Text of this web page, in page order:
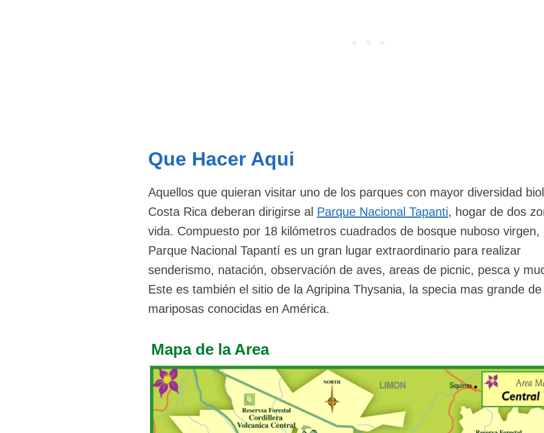
Que Hacer Aqui
Aquellos que quieran visitar uno de los parques con mayor diversidad
Costa Rica deberan dirigirse al Parque Nacional Tapanti, hogar de dos
vida. Compuesto por 18 kilómetros cuadrados de bosque nuboso virgen,
Parque Nacional Tapantí es un gran lugar extraordinario para realizar
senderismo, natación, observación de aves, areas de picnic, pesca y
Este es también el sitio de la Agripina Thysania, la specia mas grande de
mariposas conocidas en América.
Mapa de la Area